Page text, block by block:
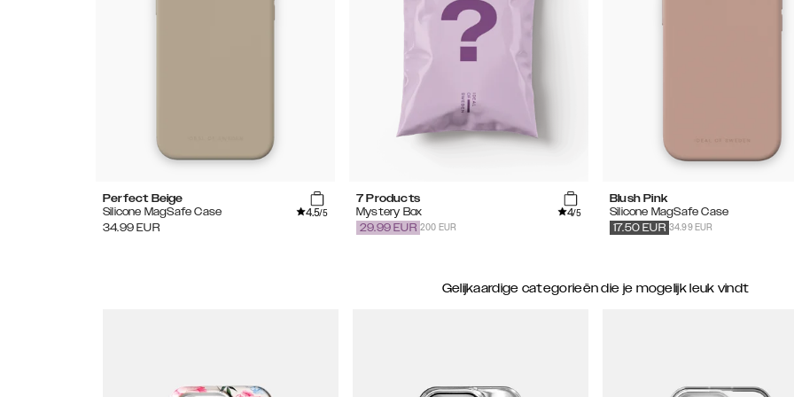
Perfect Beige
Silicone MagSafe Case
4.5/5
34.99 EUR
7 Products
Mystery Box
4/5
200 EUR
29.99 EUR
Blush Pink
Silicone MagSafe Case
34.99 EUR
17.50 EUR
Gelijkaardige categorieën die je mogelijk leuk vindt